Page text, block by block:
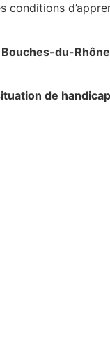
Bouches-du-Rhône
de handicap